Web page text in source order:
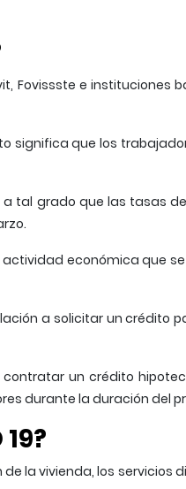
Fovissste e instituciones
significa que los
tal grado que las tasas
económica que
a solicitar un crédito
un crédito
durante la duración del
la vivienda, los servicios